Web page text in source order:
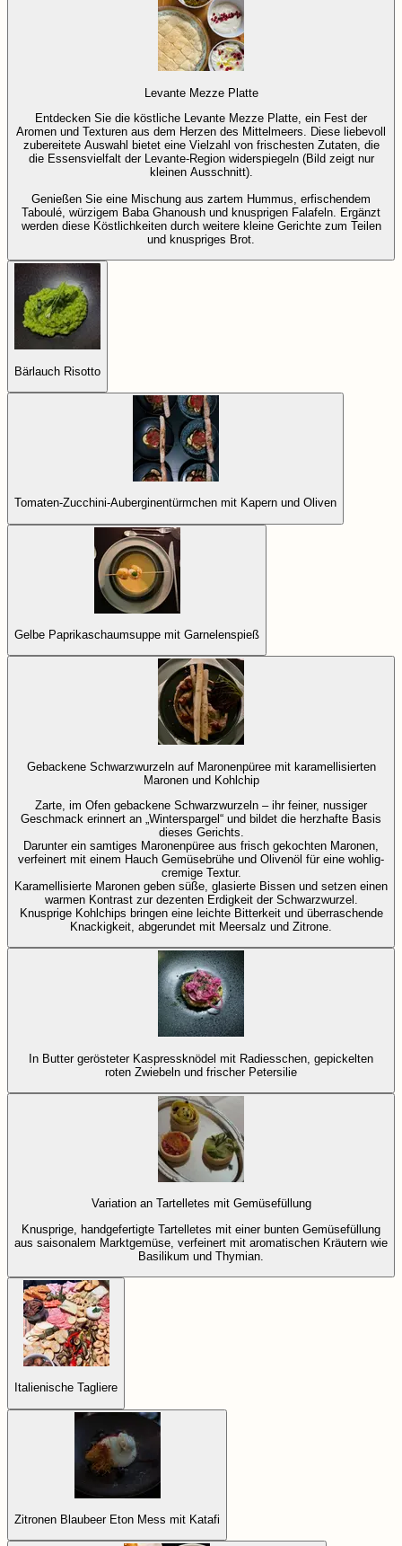
Levante Mezze Platte
Entdecken Sie die köstliche Levante Mezze Platte, ein Fest der
Aromen und Texturen aus dem Herzen des Mittelmeers. Diese liebevoll
zubereitete Auswahl bietet eine Vielzahl von frischesten Zutaten, die
die Essensvielfalt der Levante-Region widerspiegeln (Bild zeigt nur
kleinen Ausschnitt).
Genießen Sie eine Mischung aus zartem Hummus, erfischendem
Taboulé, würzigem Baba Ghanoush und knusprigen Falafeln. Ergänzt
werden diese Köstlichkeiten durch weitere kleine Gerichte zum Teilen
und knuspriges Brot.
Bärlauch Risotto
Tomaten-Zucchini-Auberginentürmchen mit Kapern und Oliven
Gelbe Paprikaschaumsuppe mit Garnelenspieß
Gebackene Schwarzwurzeln auf Maronenpüree mit karamellisierten
Maronen und Kohlchip
Zarte, im Ofen gebackene Schwarzwurzeln – ihr feiner, nussiger
Geschmack erinnert an „Winterspargel“ und bildet die herzhafte Basis
dieses Gerichts.
Darunter ein samtiges Maronenpüree aus frisch gekochten Maronen,
verfeinert mit einem Hauch Gemüsebrühe und Olivenöl für eine wohlig-
cremige Textur.
Karamellisierte Maronen geben süße, glasierte Bissen und setzen einen
warmen Kontrast zur dezenten Erdigkeit der Schwarzwurzel.
Knusprige Kohlchips bringen eine leichte Bitterkeit und überraschende
Knackigkeit, abgerundet mit Meersalz und Zitrone.
In Butter gerösteter Kaspressknödel mit Radiesschen, gepickelten
roten Zwiebeln und frischer Petersilie
Variation an Tartelletes mit Gemüsefüllung
Knusprige, handgefertigte Tartelletes mit einer bunten Gemüsefüllung
aus saisonalem Marktgemüse, verfeinert mit aromatischen Kräutern wie
Basilikum und Thymian.
Italienische Tagliere
Zitronen Blaubeer Eton Mess mit Katafi